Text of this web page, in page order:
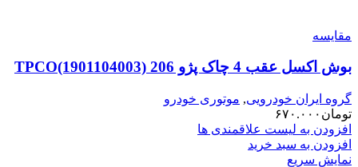
مقایسه
بوش اکسل عقب 4 چاک پژو 206 TPCO(1901104003)
گروه ایران خودرویی, موتوری خودرو
تومان ۶۷۰.۰۰۰
افزودن به لیست علاقمندی ها
افزودن به سبد خرید
نمایش سریع